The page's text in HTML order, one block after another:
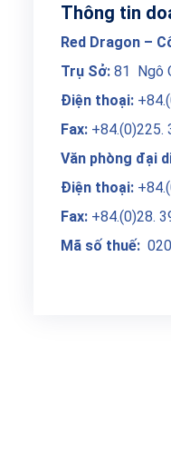
Thông tin
Red Dragon –
Trụ Sở: 81 Ngô
Điện thoại:
Fax: +84.(0)225.
Văn phòng đại
Điện thoại:
Fax: +84.(0)28.
Mã số thuế: